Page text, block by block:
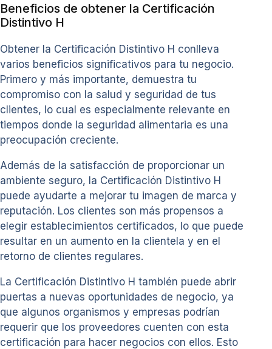
Beneficios de obtener la Certificación
Distintivo H
Obtener la Certificación Distintivo H conlleva
varios beneficios significativos para tu negocio.
Primero y más importante, demuestra tu
compromiso con la salud y seguridad de tus
clientes, lo cual es especialmente relevante en
tiempos donde la seguridad alimentaria es una
preocupación creciente.
Además de la satisfacción de proporcionar un
ambiente seguro, la Certificación Distintivo H
puede ayudarte a mejorar tu imagen de marca y
reputación. Los clientes son más propensos a
elegir establecimientos certificados, lo que puede
resultar en un aumento en la clientela y en el
retorno de clientes regulares.
La Certificación Distintivo H también puede abrir
puertas a nuevas oportunidades de negocio, ya
que algunos organismos y empresas podrían
requerir que los proveedores cuenten con esta
certificación para hacer negocios con ellos. Esto